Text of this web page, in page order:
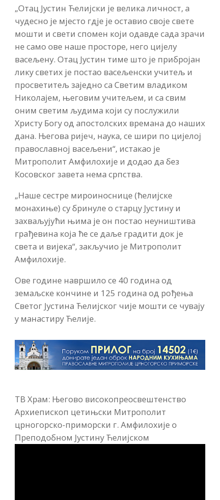
„Отац Јустин Ћелијски је велика личност, а
чудесно је мјесто гдје је оставио своје свете
мошти и свети спомен који одавде сада зрачи
не само ове наше просторе, него цијелу
васељену. Отац Јустин тиме што је прибројан
лику светих је постао васељенски учитељ и
просветитељ заједно са Светим владиком
Николајем, његовим учитељем, и са свим
оним светим људима који су послужили
Христу Богу од апостолских времана до наших
дана. Његова ријеч, наука, се шири по цијелој
православној васељени“, истакао је
Митрополит Амфилохије и додао да без
Косовског завета нема српства.
„Наше сестре мироиноснице (ћелијске
монахиње) су бринуле о старцу Јустину и
захваљујући њима је он постао неуништива
грађевина која ће се даље градити док је
света и вијека“, закључио је Митрополит
Амфилохије.
Ове године навршило се 40 година од
земаљске кончине и 125 година од рођења
Светог Јустина Ћелијског чије мошти се чувају
у манастиру Ћелије.
ТВ Храм: Његово високопреосвештенство
Архиепископ цетињски Митрополит
црногорско-приморски г. Амфилохије о
Преподобном Јустину Ћелијском